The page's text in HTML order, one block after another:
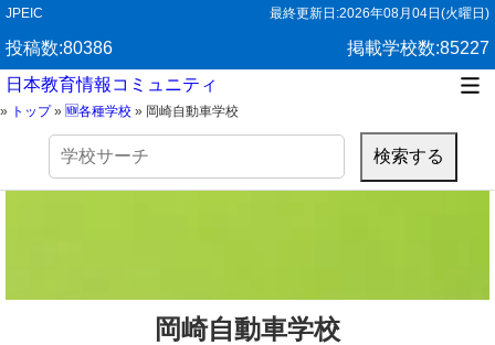
JPEIC 最終更新日:2026年08月04日(火曜日)
投稿数:80386
掲載学校数:85227
日本教育情報コミュニティ
» トップ» 🆕各種学校 » 岡崎自動車学校
検
岡崎自動車学校